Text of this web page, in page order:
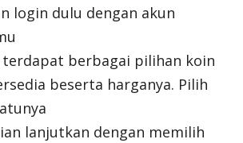
login dulu dengan akun
terdapat berbagai pilihan koin
beserta harganya. Pilih
lanjutkan dengan memilih